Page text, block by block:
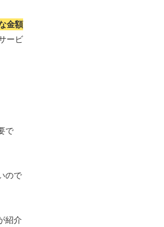
金額
ービ
で
ので
紹介